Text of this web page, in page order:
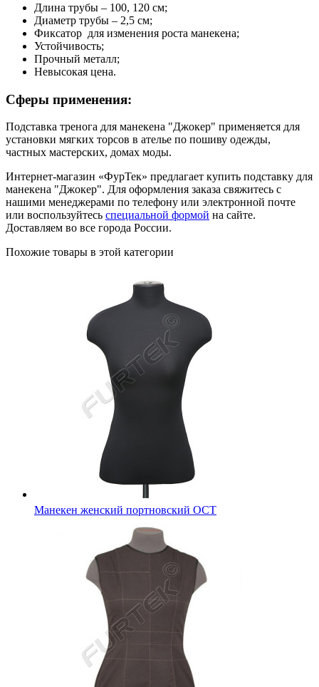
Длина трубы – 100, 120 см;
Диаметр трубы – 2,5 см;
Фиксатор для изменения роста манекена;
Устойчивость;
Прочный металл;
Невысокая цена.
Сферы применения:
Подставка тренога для манекена "Джокер" применяется для
установки мягких торсов в ателье по пошиву одежды,
частных мастерских, домах моды.
Интернет-магазин «ФурТек» предлагает купить подставку для
манекена "Джокер". Для оформления заказа свяжитесь с
нашими менеджерами по телефону или электронной почте
или воспользуйтесь специальной формой на сайте.
Доставляем во все города России.
Похожие товары в этой категории
Манекен женский портновский ОСТ